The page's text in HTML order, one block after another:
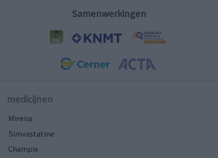
Samenwerkingen
medicijnen
Mirena
Simvastatine
Champix